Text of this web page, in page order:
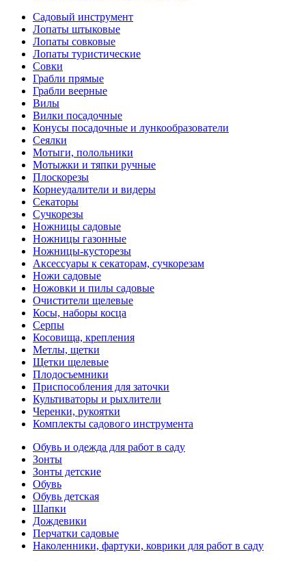
Садовый инструмент
Лопаты штыковые
Лопаты совковые
Лопаты туристические
Совки
Грабли прямые
Грабли веерные
Вилы
Вилки посадочные
Конусы посадочные и лункообразователи
Сеялки
Мотыги, полольники
Мотыжки и тяпки ручные
Плоскорезы
Корнеудалители и видеры
Секаторы
Сучкорезы
Ножницы садовые
Ножницы газонные
Ножницы-кусторезы
Аксессуары к секаторам, сучкорезам
Ножи садовые
Ножовки и пилы садовые
Очистители щелевые
Косы, наборы косца
Серпы
Косовища, крепления
Метлы, щетки
Щетки щелевые
Плодосъемники
Приспособления для заточки
Культиваторы и рыхлители
Черенки, рукоятки
Комплекты садового инструмента
Обувь и одежда для работ в саду
Зонты
Зонты детские
Обувь
Обувь детская
Шапки
Дождевики
Перчатки садовые
Наколенники, фартуки, коврики для работ в саду